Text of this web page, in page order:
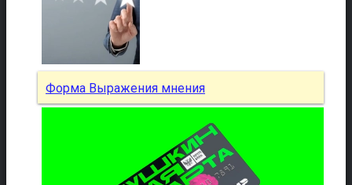
Форма Выражения мнения